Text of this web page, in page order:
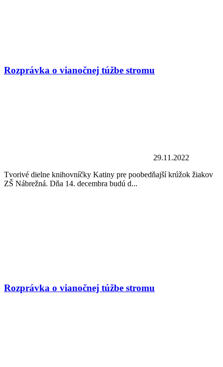
Rozprávka o vianočnej túžbe stromu
29.11.2022
Tvorivé dielne knihovníčky Katiny pre poobedňajší krúžok žiakov
ZŠ Nábrežná. Dňa 14. decembra budú d...
Rozprávka o vianočnej túžbe stromu